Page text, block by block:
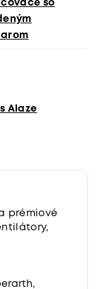
so
Alaze
prémiové